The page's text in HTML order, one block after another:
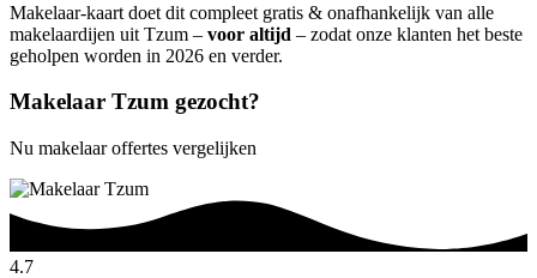
Makelaar-kaart doet dit compleet gratis & onafhankelijk van alle
makelaardijen uit Tzum – voor altijd – zodat onze klanten het beste
geholpen worden in 2026 en verder.
Makelaar Tzum gezocht?
Nu makelaar offertes vergelijken
4.7